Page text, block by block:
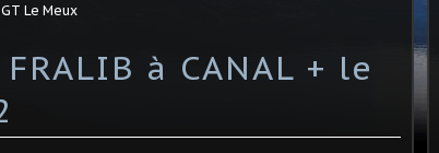
Le Meux
à CANAL + le